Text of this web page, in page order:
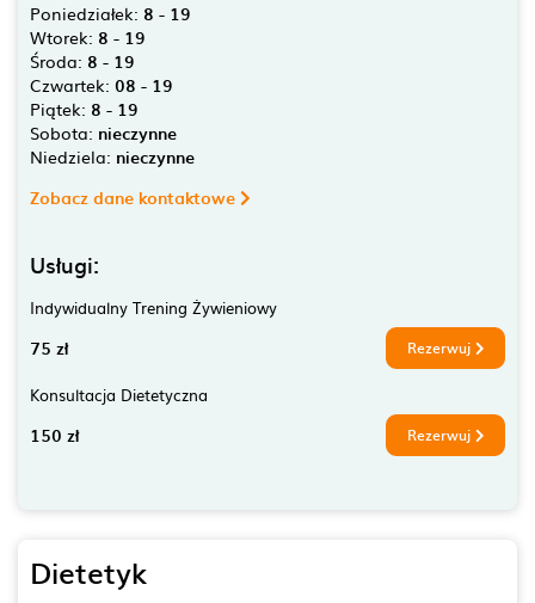
Poniedziałek: 8 - 19
Wtorek: 8 - 19
Środa: 8 - 19
Czwartek: 08 - 19
Piątek: 8 - 19
Sobota: nieczynne
Niedziela: nieczynne
Zobacz dane kontaktowe
Usługi:
Indywidualny Trening Żywieniowy
75 zł Rezerwuj
Konsultacja Dietetyczna
150 zł Rezerwuj
Dietetyk